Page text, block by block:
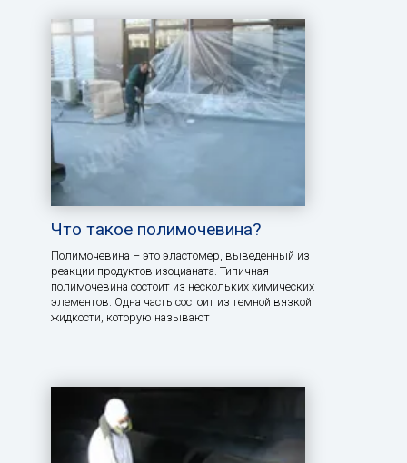
Что такое полимочевина?
Полимочевина – это эластомер, выведенный из
реакции продуктов изоцианата. Типичная
полимочевина состоит из нескольких химических
элементов. Одна часть состоит из темной вязкой
жидкости, которую называют